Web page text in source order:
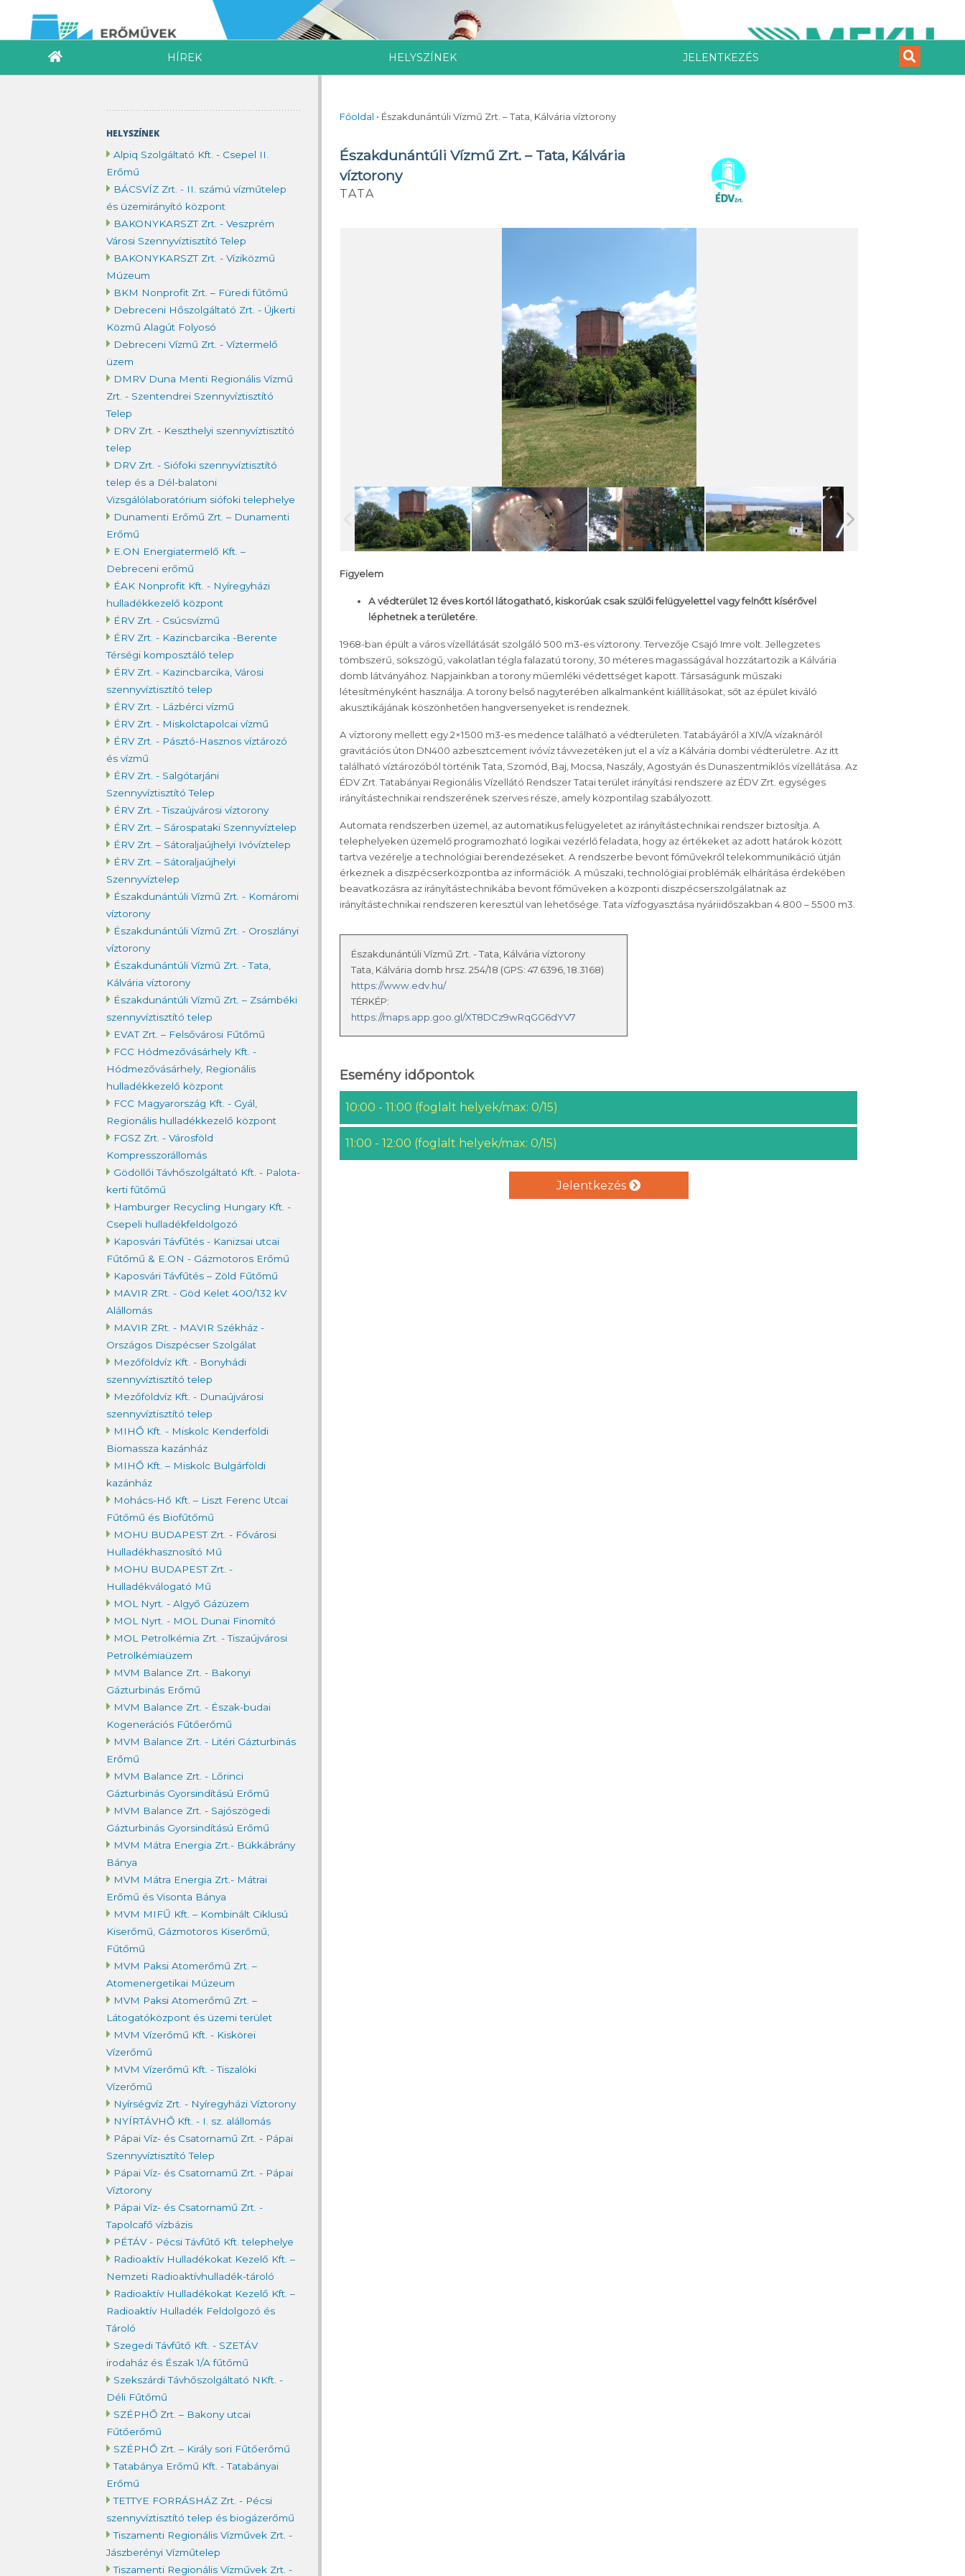
HÍREK HELYSZÍNEK JELENTKEZÉS
HELYSZÍNEK
Alpiq Szolgáltató Kft. - Csepel II.
Erőmű
BÁCSVÍZ Zrt. - II. számú vízműtelep
és üzemirányító központ
BAKONYKARSZT Zrt. - Veszprém
Városi Szennyvíztisztító Telep
BAKONYKARSZT Zrt. - Víziközmű
Múzeum
BKM Nonprofit Zrt. – Füredi fűtőmű
Debreceni Hőszolgáltató Zrt. - Újkerti
Közmű Alagút Folyosó
Debreceni Vízmű Zrt. - Víztermelő
üzem
DMRV Duna Menti Regionális Vízmű
Zrt. - Szentendrei Szennyvíztisztító
Telep
DRV Zrt. - Keszthelyi szennyvíztisztító
telep
DRV Zrt. - Siófoki szennyvíztisztító
telep és a Dél-balatoni
Vizsgálólaboratórium siófoki telephelye
Dunamenti Erőmű Zrt. – Dunamenti
Erőmű
E.ON Energiatermelő Kft. –
Debreceni erőmű
ÉAK Nonprofit Kft. - Nyíregyházi
hulladékkezelő központ
ÉRV Zrt. - Csúcsvízmű
ÉRV Zrt. - Kazincbarcika -Berente
Térségi komposztáló telep
ÉRV Zrt. - Kazincbarcika, Városi
szennyvíztisztító telep
ÉRV Zrt. - Lázbérci vízmű
ÉRV Zrt. - Miskolctapolcai vízmű
ÉRV Zrt. - Pásztó-Hasznos víztározó
és vízmű
ÉRV Zrt. - Salgótarjáni
Szennyvíztisztító Telep
ÉRV Zrt. - Tiszaújvárosi víztorony
ÉRV Zrt. – Sárospataki Szennyvíztelep
ÉRV Zrt. – Sátoraljaújhelyi Ivóvíztelep
ÉRV Zrt. – Sátoraljaújhelyi
Szennyvíztelep
Északdunántúli Vízmű Zrt. - Komáromi
víztorony
Északdunántúli Vízmű Zrt. - Oroszlányi
víztorony
Északdunántúli Vízmű Zrt. - Tata,
Kálvária víztorony
Északdunántúli Vízmű Zrt. – Zsámbéki
szennyvíztisztító telep
EVAT Zrt. – Felsővárosi Fűtőmű
FCC Hódmezővásárhely Kft. -
Hódmezővásárhely, Regionális
hulladékkezelő központ
FCC Magyarország Kft. - Gyál,
Regionális hulladékkezelő központ
FGSZ Zrt. - Városföld
Kompresszorállomás
Gödöllői Távhőszolgáltató Kft. - Palota-
kerti fűtőmű
Hamburger Recycling Hungary Kft. -
Csepeli hulladékfeldolgozó
Kaposvári Távfűtés - Kanizsai utcai
Fűtőmű & E.ON - Gázmotoros Erőmű
Kaposvári Távfűtés – Zöld Fűtőmű
MAVIR ZRt. - Göd Kelet 400/132 kV
Alállomás
MAVIR ZRt. - MAVIR Székház -
Országos Diszpécser Szolgálat
Mezőföldvíz Kft. - Bonyhádi
szennyvíztisztító telep
Mezőföldvíz Kft. - Dunaújvárosi
szennyvíztisztító telep
MIHŐ Kft. - Miskolc Kenderföldi
Biomassza kazánház
MIHŐ Kft. – Miskolc Bulgárföldi
kazánház
Mohács-Hő Kft. – Liszt Ferenc Utcai
Fűtőmű és Biofűtőmű
MOHU BUDAPEST Zrt. - Fővárosi
Hulladékhasznosító Mű
MOHU BUDAPEST Zrt. -
Hulladékválogató Mű
MOL Nyrt. - Algyő Gázüzem
MOL Nyrt. - MOL Dunai Finomító
MOL Petrolkémia Zrt. - Tiszaújvárosi
Petrolkémiaüzem
MVM Balance Zrt. - Bakonyi
Gázturbinás Erőmű
MVM Balance Zrt. - Észak-budai
Kogenerációs Fűtőerőmű
MVM Balance Zrt. - Litéri Gázturbinás
Erőmű
MVM Balance Zrt. - Lőrinci
Gázturbinás Gyorsindítású Erőmű
MVM Balance Zrt. - Sajószögedi
Gázturbinás Gyorsindítású Erőmű
MVM Mátra Energia Zrt.- Bükkábrány
Bánya
MVM Mátra Energia Zrt.- Mátrai
Erőmű és Visonta Bánya
MVM MIFŰ Kft. – Kombinált Ciklusú
Kiserőmű, Gázmotoros Kiserőmű,
Fűtőmű
MVM Paksi Atomerőmű Zrt. –
Atomenergetikai Múzeum
MVM Paksi Atomerőmű Zrt. –
Látogatóközpont és üzemi terület
MVM Vízerőmű Kft. - Kiskörei
Vízerőmű
MVM Vízerőmű Kft. - Tiszalöki
Vízerőmű
Nyírségvíz Zrt. - Nyíregyházi Víztorony
NYÍRTÁVHŐ Kft. - I. sz. alállomás
Pápai Víz- és Csatornamű Zrt. - Pápai
Szennyvíztisztító Telep
Pápai Víz- és Csatornamű Zrt. - Pápai
Víztorony
Pápai Víz- és Csatornamű Zrt. -
Tapolcafő vízbázis
PÉTÁV - Pécsi Távfűtő Kft. telephelye
Radioaktív Hulladékokat Kezelő Kft. –
Nemzeti Radioaktívhulladék-tároló
Radioaktív Hulladékokat Kezelő Kft. –
Radioaktív Hulladék Feldolgozó és
Tároló
Szegedi Távfűtő Kft. - SZETÁV
irodaház és Észak 1/A fűtőmű
Szekszárdi Távhőszolgáltató NKft. -
Déli Fűtőmű
SZÉPHŐ Zrt. – Bakony utcai
Fűtőerőmű
SZÉPHŐ Zrt. – Király sori Fűtőerőmű
Tatabánya Erőmű Kft. - Tatabányai
Erőmű
TETTYE FORRÁSHÁZ Zrt. - Pécsi
szennyvíztisztító telep és biogázerőmű
Tiszamenti Regionális Vízművek Zrt. -
Jászberényi Vízműtelep
Tiszamenti Regionális Vízművek Zrt. -
Főoldal • Északdunántúli Vízmű Zrt. – Tata, Kálvária víztorony
Északdunántúli Vízmű Zrt. – Tata, Kálvária
víztorony
TATA
Figyelem
A védterület 12 éves kortól látogatható, kiskorúak csak szülői felügyelettel vagy felnőtt kísérővel
léphetnek a területére.
1968-ban épült a város vízellátását szolgáló 500 m3-es víztorony. Tervezője Csajó Imre volt. Jellegzetes
tömbszerű, sokszögű, vakolatlan tégla falazatú torony, 30 méteres magasságával hozzátartozik a Kálvária
domb látványához. Napjainkban a torony műemléki védettséget kapott. Társaságunk műszaki
létesítményként használja. A torony belső nagyterében alkalmanként kiállításokat, sőt az épület kiváló
akusztikájának köszönhetően hangversenyeket is rendeznek.
A víztorony mellett egy 2×1500 m3-es medence található a védterületen. Tatabáyáról a XIV/A vízaknáról
gravitációs úton DN400 azbesztcement ivóvíz távvezetéken jut el a víz a Kálvária dombi védterületre. Az itt
található víztározóból történik Tata, Szomód, Baj, Mocsa, Naszály, Agostyán és Dunaszentmiklós vízellátása. Az
ÉDV Zrt. Tatabányai Regionális Vízellátó Rendszer Tatai terület irányítási rendszere az ÉDV Zrt. egységes
irányítástechnikai rendszerének szerves része, amely központilag szabályozott.
Automata rendszerben üzemel, az automatikus felügyeletet az irányítástechnikai rendszer biztosítja. A
telephelyeken üzemelő programozható logikai vezérlő feladata, hogy az értékeket az adott határok között
tartva vezérelje a technológiai berendezéseket. A rendszerbe bevont főművekről telekommunikáció útján
érkeznek a diszpécserközpontba az információk. A műszaki, technológiai problémák elhárítása érdekében
beavatkozásra az irányítástechnikába bevont főműveken a központi diszpécserszolgálatnak az
irányítástechnikai rendszeren keresztül van lehetősége. Tata vízfogyasztása nyáriidőszakban 4.800 – 5500 m3.
Északdunántúli Vízmű Zrt. - Tata, Kálvária víztorony
Tata, Kálvária domb hrsz. 254/18 (GPS: 47.6396, 18.3168)
https://www.edv.hu/
TÉRKÉP:
https://maps.app.goo.gl/XT8DCz9wRqGG6dYV7
Esemény időpontok
10:00 - 11:00 (foglalt helyek/max: 0/15)
11:00 - 12:00 (foglalt helyek/max: 0/15)
Jelentkezés